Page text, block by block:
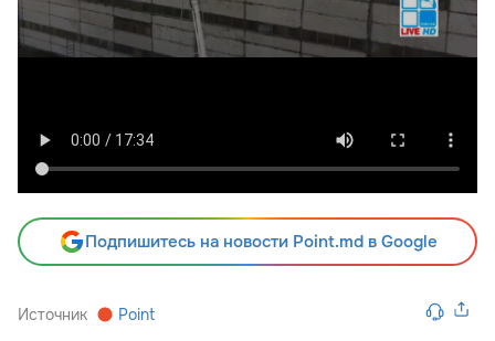
Подпишитесь на новости Point.md в Google
Источник Point